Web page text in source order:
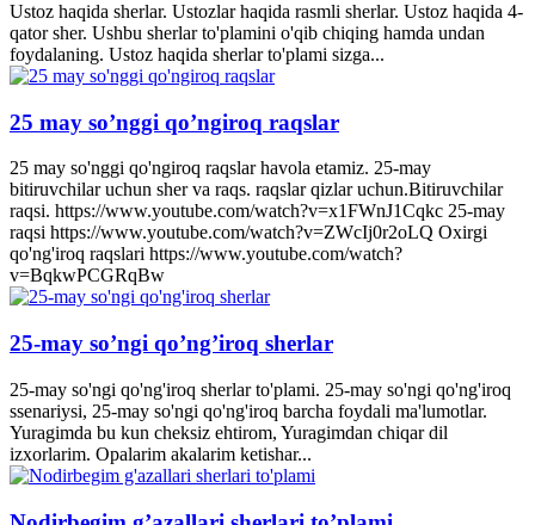
Ustoz haqida sherlar. Ustozlar haqida rasmli sherlar. Ustoz haqida 4-
qator sher. Ushbu sherlar to'plamini o'qib chiqing hamda undan
foydalaning. Ustoz haqida sherlar to'plami sizga...
25 may so’nggi qo’ngiroq raqslar
25 may so'nggi qo'ngiroq raqslar havola etamiz. 25-may
bitiruvchilar uchun sher va raqs. raqslar qizlar uchun.Bitiruvchilar
raqsi. https://www.youtube.com/watch?v=x1FWnJ1Cqkc 25-may
raqsi https://www.youtube.com/watch?v=ZWcIj0r2oLQ Oxirgi
qo'ng'iroq raqslari https://www.youtube.com/watch?
v=BqkwPCGRqBw
25-may so’ngi qo’ng’iroq sherlar
25-may so'ngi qo'ng'iroq sherlar to'plami. 25-may so'ngi qo'ng'iroq
ssenariysi, 25-may so'ngi qo'ng'iroq barcha foydali ma'lumotlar.
Yuragimda bu kun cheksiz ehtirom, Yuragimdan chiqar dil
izxorlarim. Opalarim akalarim ketishar...